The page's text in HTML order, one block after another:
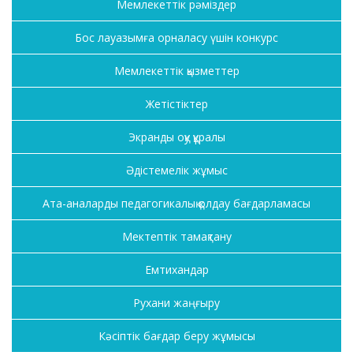
Мемлекеттік рәміздер
Бос лауазымға орналасу үшін конкурс
Мемлекеттік қызметтер
Жетістіктер
Экранды оқу құралы
Әдістемелік жұмыс
Ата-аналарды педагогикалық қолдау бағдарламасы
Мектептік тамақтану
Емтихандар
Рухани жаңғыру
Кәсіптік бағдар беру жұмысы